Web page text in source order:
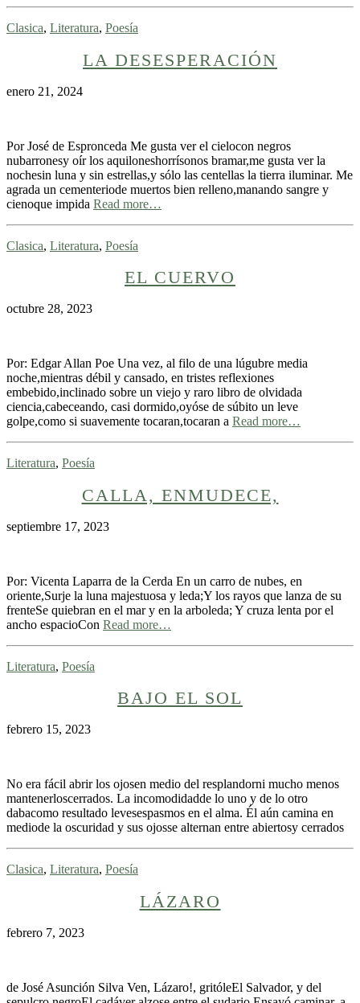
Clasica, Literatura, Poesía
LA DESESPERACIÓN
enero 21, 2024
Por José de Espronceda Me gusta ver el cielocon negros
nubarronesy oír los aquiloneshorrísonos bramar,me gusta ver la
nochesin luna y sin estrellas,y sólo las centellas la tierra iluminar. Me
agrada un cementeriode muertos bien relleno,manando sangre y
cienoque impida Read more…
Clasica, Literatura, Poesía
EL CUERVO
octubre 28, 2023
Por: Edgar Allan Poe Una vez, al filo de una lúgubre media
noche,mientras débil y cansado, en tristes reflexiones
embebido,inclinado sobre un viejo y raro libro de olvidada
ciencia,cabeceando, casi dormido,oyóse de súbito un leve
golpe,como si suavemente tocaran,tocaran a Read more…
Literatura, Poesía
CALLA, ENMUDECE,
septiembre 17, 2023
Por: Vicenta Laparra de la Cerda En un carro de nubes, en
oriente,Surje la luna majestuosa y leda;Y los rayos que lanza de su
frenteSe quiebran en el mar y en la arboleda; Y cruza lenta por el
ancho espacioCon Read more…
Literatura, Poesía
BAJO EL SOL
febrero 15, 2023
No era fácil abrir los ojosen medio del resplandorni mucho menos
mantenerloscerrados. La incomodidadde lo uno y de lo otro
dabacomo resultado levesespasmos en el alma. Él aún camina en
mediode la oscuridad y sus ojosse alternan entre abiertosy cerrados
Clasica, Literatura, Poesía
LÁZARO
febrero 7, 2023
de José Asunción Silva Ven, Lázaro!, gritóleEl Salvador, y del